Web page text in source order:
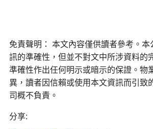
免責聲明： 本文內容僅供讀者參考。本
訊的準確性，但並不對文中所涉資料的
準確性作出任何明示或暗示的保證。物
異，讀者因信賴或使用本文資訊而引致
司概不負責。
分享: